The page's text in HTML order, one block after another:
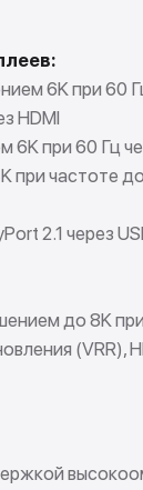
6K при 60
HDMI
6K при 60 Гц
при частоте
2.1 через
до 8K
(VRR),